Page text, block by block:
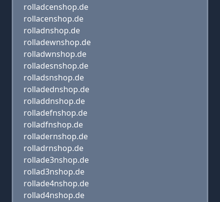
rolladcenshop.de
rollacenshop.de
rolladnshop.de
rolladewnshop.de
rolladwnshop.de
rolladesnshop.de
rolladsnshop.de
rolladednshop.de
rolladdnshop.de
rolladefnshop.de
rolladfnshop.de
rolladernshop.de
rolladrnshop.de
rollade3nshop.de
rollad3nshop.de
rollade4nshop.de
rollad4nshop.de